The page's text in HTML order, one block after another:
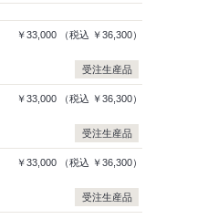
￥33,000 （税込 ￥36,300）
受注生産品
￥33,000 （税込 ￥36,300）
受注生産品
￥33,000 （税込 ￥36,300）
受注生産品